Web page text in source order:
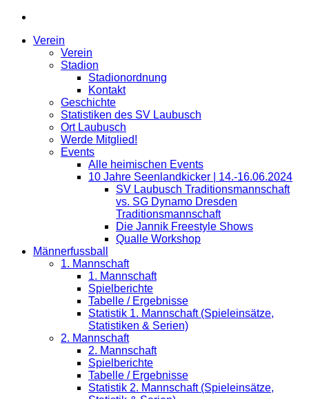
Verein
Verein
Stadion
Stadionordnung
Kontakt
Geschichte
Statistiken des SV Laubusch
Ort Laubusch
Werde Mitglied!
Events
Alle heimischen Events
10 Jahre Seenlandkicker | 14.-16.06.2024
SV Laubusch Traditionsmannschaft
vs. SG Dynamo Dresden
Traditionsmannschaft
Die Jannik Freestyle Shows
Qualle Workshop
Männerfussball
1. Mannschaft
1. Mannschaft
Spielberichte
Tabelle / Ergebnisse
Statistik 1. Mannschaft (Spieleinsätze,
Statistiken & Serien)
2. Mannschaft
2. Mannschaft
Spielberichte
Tabelle / Ergebnisse
Statistik 2. Mannschaft (Spieleinsätze,